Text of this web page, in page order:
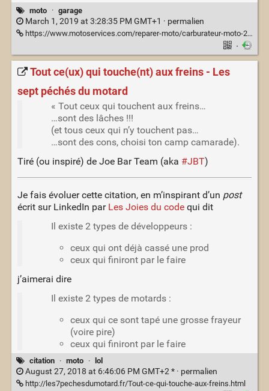
moto · garage
March 1, 2019 at 3:28:35 PM GMT+1 · permalien
https://www.motoservices.com/reparer-moto/carburateur-moto-2k10233.htm
·
Tout ce(ux) qui touche(nt) aux freins - Les
sept péchés du motard
« Tout ceux qui touchent aux freins…
…sont des lâches !!!
(et tous ceux qui n’y touchent pas…
…sont des cons, choisi ton camp camarade).
Tiré (ou inspiré) de Joe Bar Team (aka #JBT)
Je fais évoluer cette citation, en m’inspirant d’un post
écrit sur LinkedIn par Les Joies du codequi dit
Il existe 2 types de développeurs :
ceux qui ont déjà cassé une prod
ceux qui finiront par le faire
j’aimerai dire
Il existe 2 types de motards :
ceux qui ce sont tapé une grosse frayeur
(voire pire)
ceux qui finiront par le faire
citation · moto · lol
August 27, 2018 at 6:46:06 PM GMT+2 * · permalien
http://les7pechesdumotard.fr/Tout-ce-qui-touche-aux-freins.html